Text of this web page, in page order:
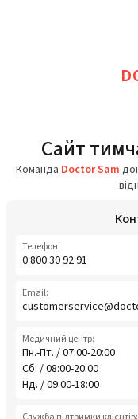
Сайт
Команда Doctor Sam
Телефон:
0 800 30 92 91
Email:
Медичний центр:
Пн.-Пт. / 07:00-20:00
Сб. / 08:00-20:00
Нд. / 09:00-18:00